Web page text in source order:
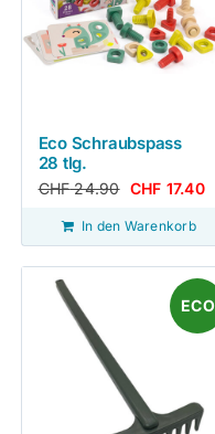
Eco Schraubspass
28 tlg.
CHF24.90 CHF 17.40
In den Warenkorb
ECO